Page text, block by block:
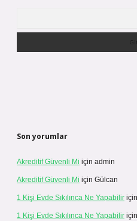
Son yorumlar
Akreditif Güvenli Mi için admin
Akreditif Güvenli Mi için Gülcan
1 Kişi Evde Sıkılınca Ne Yapabilir için
1 Kişi Evde Sıkılınca Ne Yapabilir için